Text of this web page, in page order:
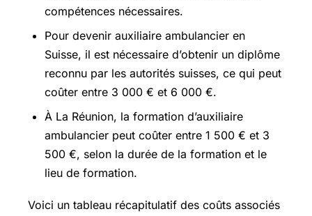
compétences nécessaires.
Pour devenir auxiliaire ambulancier en
Suisse, il est nécessaire d’obtenir un diplôme
reconnu par les autorités suisses, ce qui peut
coûter entre 3 000 € et 6 000 €.
À La Réunion, la formation d’auxiliaire
ambulancier peut coûter entre 1 500 € et 3
500 €, selon la durée de la formation et le
lieu de formation.
Voici un tableau récapitulatif des coûts associés